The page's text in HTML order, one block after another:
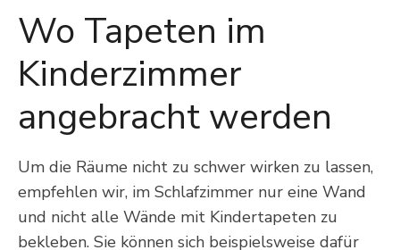
Wo Tapeten im
Kinderzimmer
angebracht werden
Um die Räume nicht zu schwer wirken zu lassen,
empfehlen wir, im Schlafzimmer nur eine Wand
und nicht alle Wände mit Kindertapeten zu
bekleben. Sie können sich beispielsweise dafür